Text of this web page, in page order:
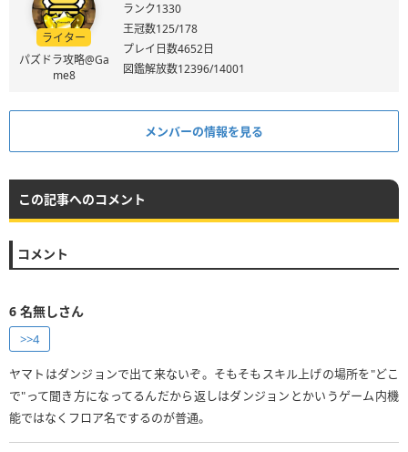
ライター
パズドラ攻略@Ga
me8
ランク1330
王冠数125/178
プレイ日数4652日
図鑑解放数12396/14001
メンバーの情報を見る
この記事へのコメント
コメント
6 名無しさん
>>4
ヤマトはダンジョンで出て来ないぞ。そもそもスキル上げの場所を"どこ
で"って聞き方になってるんだから返しはダンジョンとかいうゲーム内機
能ではなくフロア名でするのが普通。